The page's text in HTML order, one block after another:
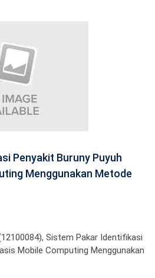
Penyakit Buruny Puyuh
Menggunakan Metode
Sistem Pakar Identifikasi
Mobile Computing Menggunakan